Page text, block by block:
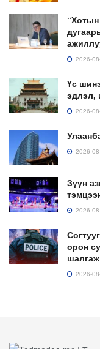
2026-
Үс
эдлэл,
2026-
2026-
Зүүн
2026-
орон
2026-